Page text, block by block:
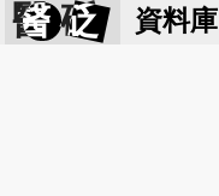
醫 砭 資料庫